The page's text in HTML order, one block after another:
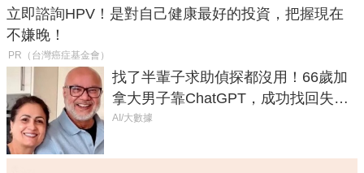
立即諮詢HPV！是對自己健康最好的投資，把握現在
不嫌晚！
PR（台灣癌症基金會）
找了半輩子求助偵探都沒用！66歲加
拿大男子靠ChatGPT，成功找回失散
50年家人
AI/大數據